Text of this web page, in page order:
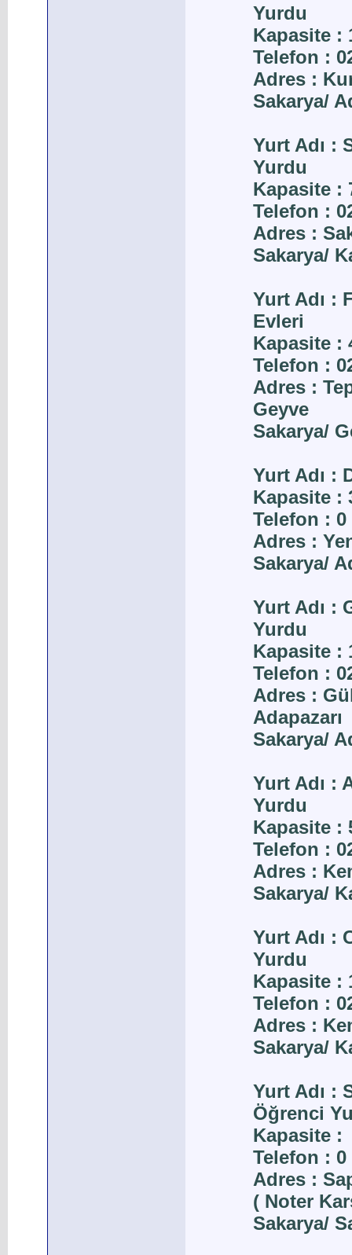
Yurdu
Kapasite :
Telefon :
Adres :
Sakarya/
Yurt Adı :
Yurdu
Kapasite :
Telefon :
Adres :
Sakarya/
Yurt Adı :
Evleri
Kapasite :
Telefon :
Adres :
Geyve
Sakarya/
Yurt Adı :
Kapasite :
Telefon : 0
Adres :
Sakarya/
Yurt Adı :
Yurdu
Kapasite :
Telefon :
Adres :
Adapazarı
Sakarya/
Yurt Adı :
Yurdu
Kapasite :
Telefon :
Adres :
Sakarya/
Yurt Adı :
Yurdu
Kapasite :
Telefon :
Adres :
Sakarya/
Yurt Adı :
Öğrenci
Kapasite :
Telefon : 0
Adres :
( Noter
Sakarya/